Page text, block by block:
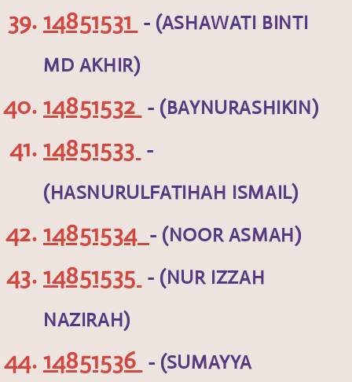
14851531 - (ASHAWATI BINTI
MD AKHIR)
14851532 - (BAYNURASHIKIN)
14851533 -
(HASNURULFATIHAH ISMAIL)
14851534 - (NOOR ASMAH)
14851535 - (NUR IZZAH
NAZIRAH)
14851536 - (SUMAYYA